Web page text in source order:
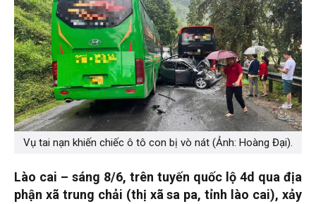
Vụ tai nạn khiến chiếc ô tô con bị vò nát (Ảnh: Hoàng Đại).
Lào cai – sáng 8/6, trên tuyến quốc lộ 4d qua địa
phận xã trung chải (thị xã sa pa, tỉnh lào cai), xảy